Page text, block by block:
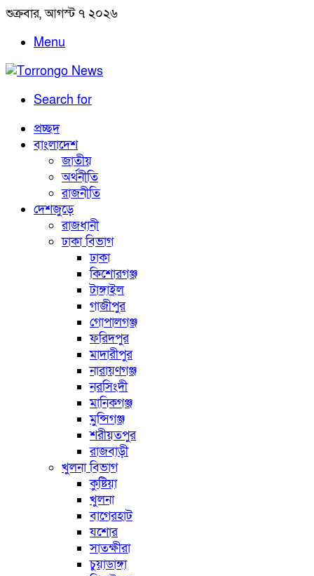
শুক্রবার, আগস্ট ৭ ২০২৬
Menu
Search for
প্রচ্ছদ
বাংলাদেশ
জাতীয়
অর্থনীতি
রাজনীতি
দেশজুড়ে
রাজধানী
ঢাকা বিভাগ
ঢাকা
কিশোরগঞ্জ
টাঙ্গাইল
গাজীপুর
গোপালগঞ্জ
ফরিদপুর
মাদারীপুর
নারায়ণগঞ্জ
নরসিংদী
মানিকগঞ্জ
মুন্সিগঞ্জ
শরীয়তপুর
রাজবাড়ী
খুলনা বিভাগ
কুষ্টিয়া
খুলনা
বাগেরহাট
যশোর
সাতক্ষীরা
চুয়াডাঙ্গা